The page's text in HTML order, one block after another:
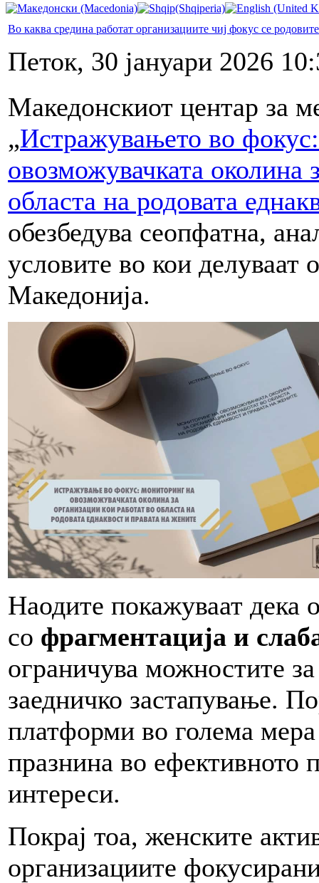
Во каква средина работат организациите чиј фокус се
Петок, 30 јануари 2026
Македонскиот центар за
„Истражувањето во фокус
овозможувачката околина
областа на родовата
обезбедува сеопфатна,
условите во кои делуваат
Македонија.
Наодите покажуваат дека
со фрагментација и
ограничува можностите
заедничко застапување.
платформи во голема
празнина во ефективното
интереси.
Покрај тоа, женските
организациите